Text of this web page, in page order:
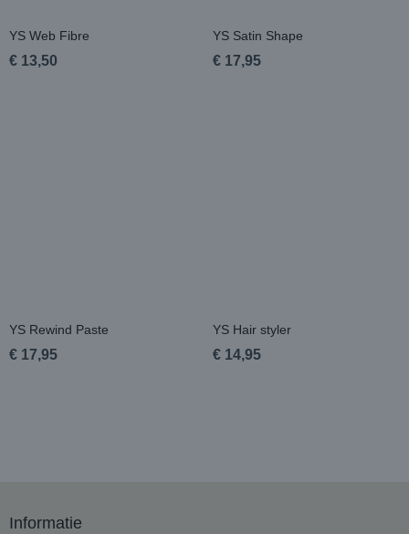
YS Web Fibre
€ 13,50
YS Satin Shape
€ 17,95
YS Rewind Paste
€ 17,95
YS Hair styler
€ 14,95
Informatie